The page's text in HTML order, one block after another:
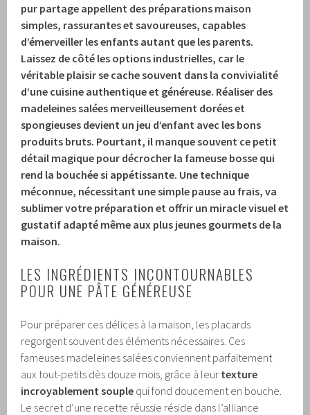
pur partage appellent des préparations maison
simples, rassurantes et savoureuses, capables
d’émerveiller les enfants autant que les parents.
Laissez de côté les options industrielles, car le
véritable plaisir se cache souvent dans la convivialité
d’une cuisine authentique et généreuse. Réaliser des
madeleines salées merveilleusement dorées et
spongieuses devient un jeu d’enfant avec les bons
produits bruts. Pourtant, il manque souvent ce petit
détail magique pour décrocher la fameuse bosse qui
rend la bouchée si appétissante. Une technique
méconnue, nécessitant une simple pause au frais, va
sublimer votre préparation et offrir un miracle visuel et
gustatif adapté même aux plus jeunes gourmets de la
maison.
LES INGRÉDIENTS INCONTOURNABLES
POUR UNE PÂTE GÉNÉREUSE
Pour préparer ces délices à la maison, les placards
regorgent souvent des éléments nécessaires. Ces
fameuses madeleines salées conviennent parfaitement
aux tout-petits dès douze mois, grâce à leur texture
incroyablement souple qui fond doucement en bouche.
Le secret d’une recette réussie réside dans l’alliance